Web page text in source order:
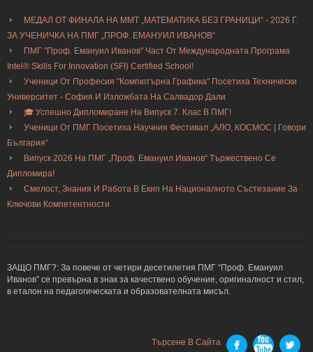
МЕДАЛ ОТ ФИНАЛА НА ММТ „МАТЕМАТИКА БЕЗ ГРАНИЦИ“ - 2026 Г.
ЗА УЧЕНИЧКА НА ПМГ „ПРОФ. ЕМАНУИЛ ИВАНОВ“
ПМГ "Проф. Емануил Иванов" Част От Международната Програма
Intel® Skills For Innovation (SFI) Certified School!
Ученици От Професия "Компютърна Графика" Посетиха Технически
Университет - София И Изложбата На Салвадор Дали
🎓 Успешно Дипломиране На Випуск 7. Клас В ПМГ!
Ученици От ПМГ Посетиха Научния Фестивал „АЛО, КОСМОС | Говори
България“
Випуск 2026 На ПМГ „Проф. Емануил Иванов“ Тържествено Се
Дипломира!
Смелост, Знания И Работа В Екип На Националното Състезание За
Ключови Компетентности
ЗАЩО ПМГ?: За повече от четири десетилетия ПМГ “Проф. Емануил
Иванов” се превърна в знак за качествено обучение, оригиналност и стил,
в еталон на педагогическата и образователната мисъл.
Търсене В Сайта